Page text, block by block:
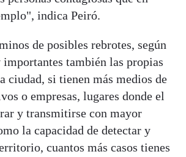
indica Peiró.
de posibles rebrotes, según
también las propias
ciudad, si tienen más medios de
o empresas, lugares donde el
y transmitirse con mayor
la capacidad de detectar y
cuantos más casos tienes